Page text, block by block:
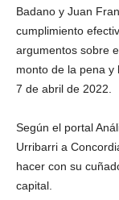
Badano y Juan
cumplimiento
argumentos sobre
monto de la pena y
7 de abril de 2022.
Según el portal
Urribarri a
hacer con su
capital.